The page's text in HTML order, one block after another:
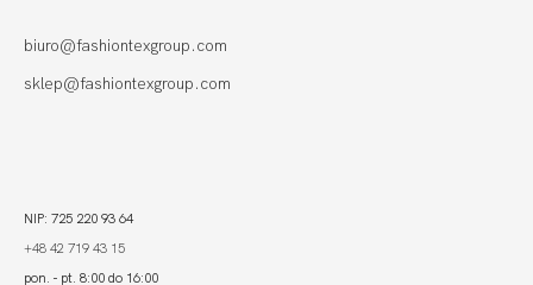
biuro@fashiontexgroup.com
sklep@fashiontexgroup.com
NIP: 725 220 93 64
+48 42 719 43 15
pon. - pt. 8:00 do 16:00